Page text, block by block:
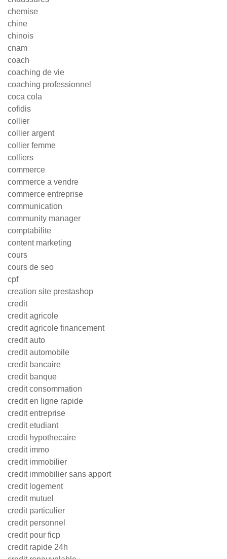
chemise
chine
chinois
cnam
coach
coaching de vie
coaching professionnel
coca cola
cofidis
collier
collier argent
collier femme
colliers
commerce
commerce a vendre
commerce entreprise
communication
community manager
comptabilite
content marketing
cours
cours de seo
cpf
creation site prestashop
credit
credit agricole
credit agricole financement
credit auto
credit automobile
credit bancaire
credit banque
credit consommation
credit en ligne rapide
credit entreprise
credit etudiant
credit hypothecaire
credit immo
credit immobilier
credit immobilier sans apport
credit logement
credit mutuel
credit particulier
credit personnel
credit pour ficp
credit rapide 24h